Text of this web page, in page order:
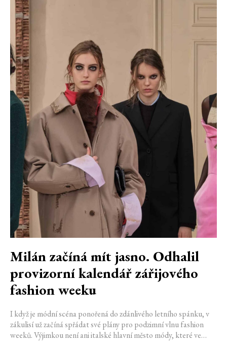
Milán začíná mít jasno. Odhalil
provizorní kalendář zářijového
fashion weeku
I když je módní scéna ponořená do zdánlivého letního spánku, v
zákulisí už začíná spřádat své plány pro podzimní vlnu fashion
weeků. Výjimkou není ani italské hlavní město módy, které ve